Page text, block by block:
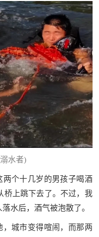
水者)
个十几岁的男孩子喝酒
桥上跳下去了。不过，我
水后，酒气被泡散了。
城市变得喧闹，而那两